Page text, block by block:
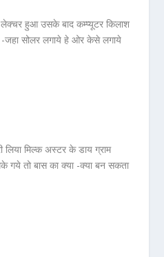
लेक्चर हुआ उसके बाद कम्प्यूटर किलाश
-जहा सोलर लगाये हे ओर केसे लगाये
लिया मिल्क अस्टर के डाय ग्राम
गये तो बास का क्या -क्या बन सकता